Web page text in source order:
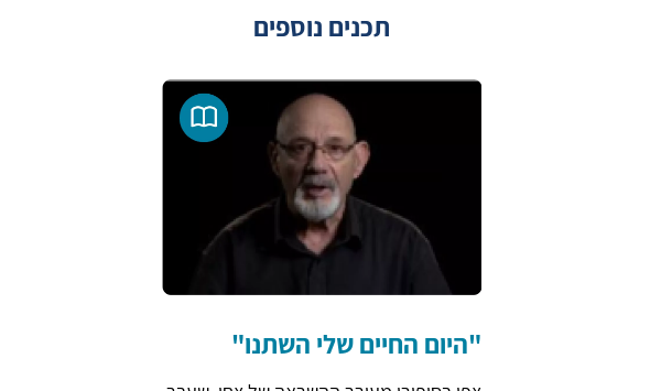
תכנים נוספים
"היום החיים שלי השתנו"